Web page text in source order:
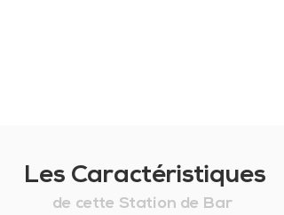
Les Caractéristiques
de cette Station de Bar